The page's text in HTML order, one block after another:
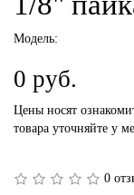
Модель:
0 руб.
Цены носят
товара уточняйте у
0